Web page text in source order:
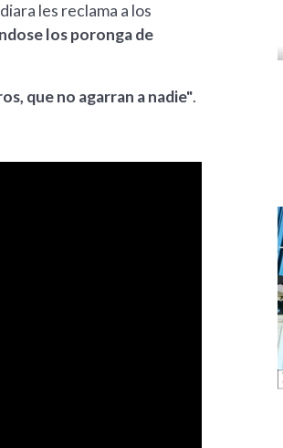
les reclama a los
los poronga de
que no agarran a nadie".